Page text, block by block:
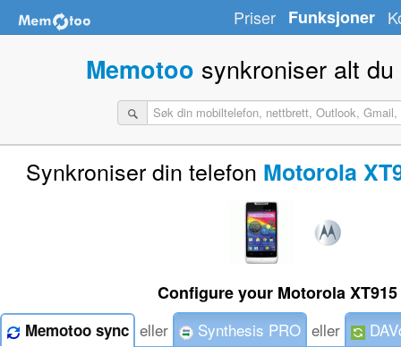
Priser Funksjoner
Memotoo synkroniser alt
Synkroniser din telefon Motorola
Configure your Motorola
Memotoo sync eller Synthesis PRO eller